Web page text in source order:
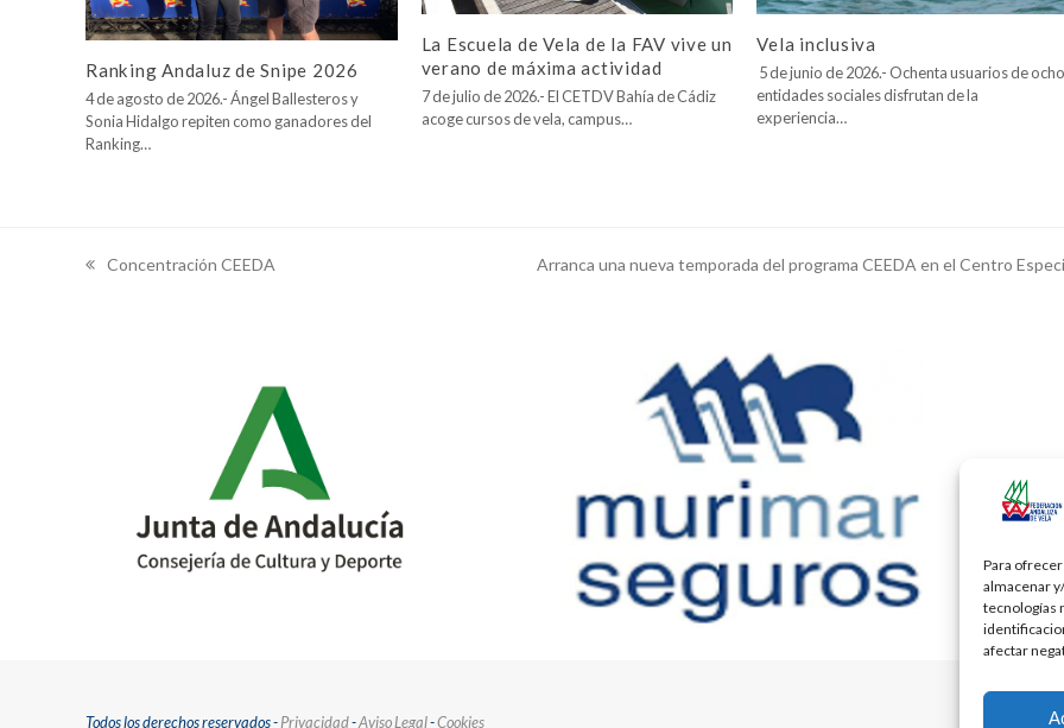
Para
almacenar
tecnologías
afectar
Ranking Andaluz de Snipe 2026
4 de agosto de 2026.- Ángel Ballesteros y
Sonia Hidalgo repiten como ganadores del
Ranking…
La Escuela de Vela de la FAV vive un
verano de máxima actividad
7 de julio de 2026.- El CETDV Bahía de Cádiz
acoge cursos de vela, campus…
Vela inclusiva
5 de junio de 2026.- Ochenta usuarios de
entidades sociales disfrutan de la
experiencia…
previous
Concentración CEEDA
next
Arranca una nueva temporada del programa CEEDA en el Centro
Todos los derechos reservados -Privacidad-Aviso Legal-Cookies